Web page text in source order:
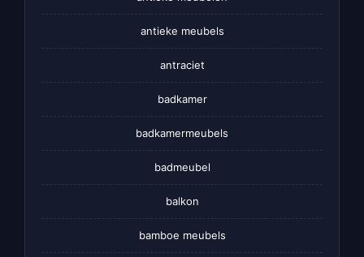
antieke meubels
antraciet
badkamer
badkamermeubels
badmeubel
balkon
bamboe meubels